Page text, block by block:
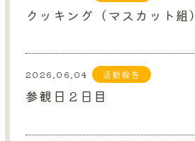
クッキング（マスカット組）
2026.06.04 活動報告
参観日２日目